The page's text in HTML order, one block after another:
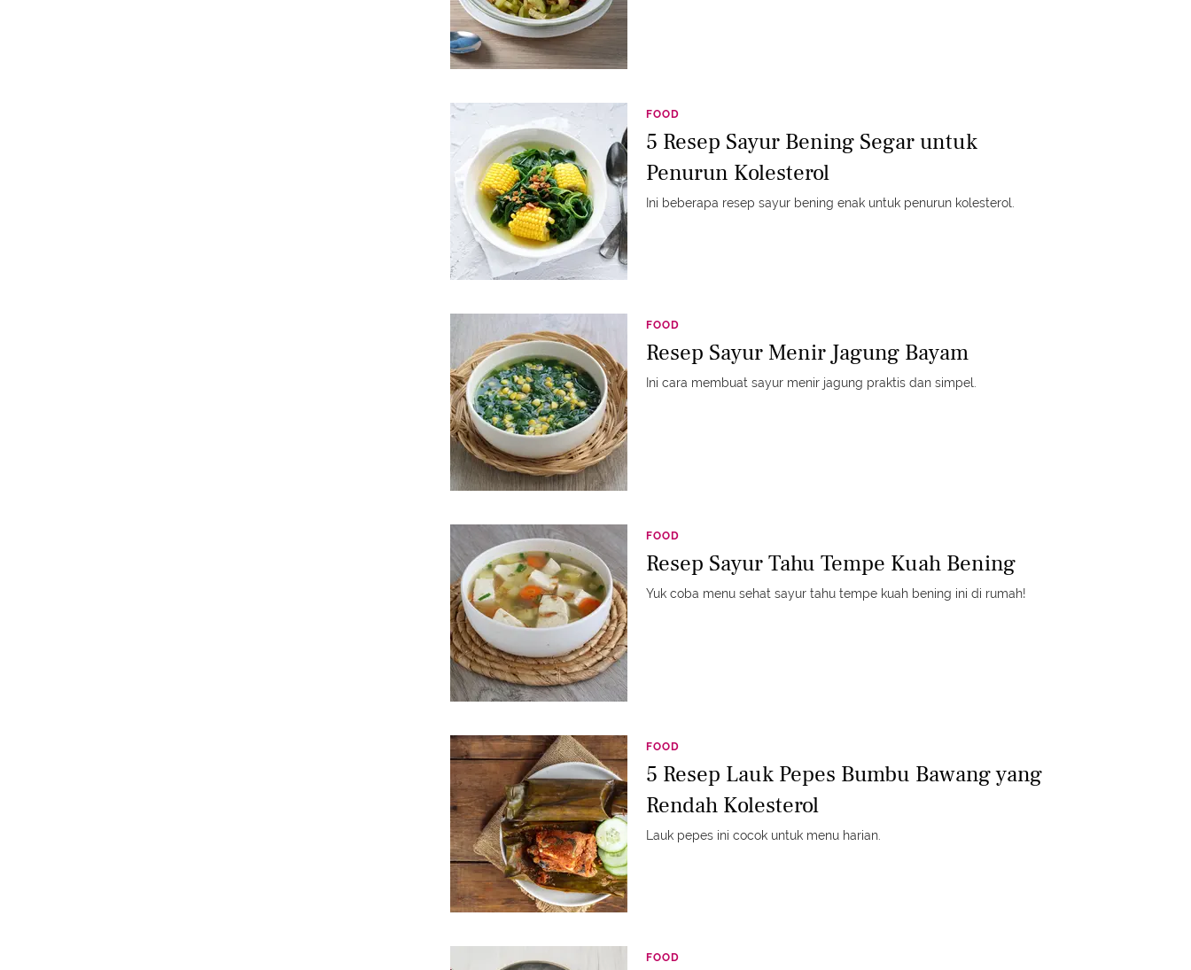
FOOD
5 Resep Sayur Bening Segar untuk
Penurun Kolesterol
Ini beberapa resep sayur bening enak untuk penurun kolesterol.
FOOD
Resep Sayur Menir Jagung Bayam
Ini cara membuat sayur menir jagung praktis dan simpel.
FOOD
Resep Sayur Tahu Tempe Kuah Bening
Yuk coba menu sehat sayur tahu tempe kuah bening ini di rumah!
FOOD
5 Resep Lauk Pepes Bumbu Bawang yang
Rendah Kolesterol
Lauk pepes ini cocok untuk menu harian.
FOOD